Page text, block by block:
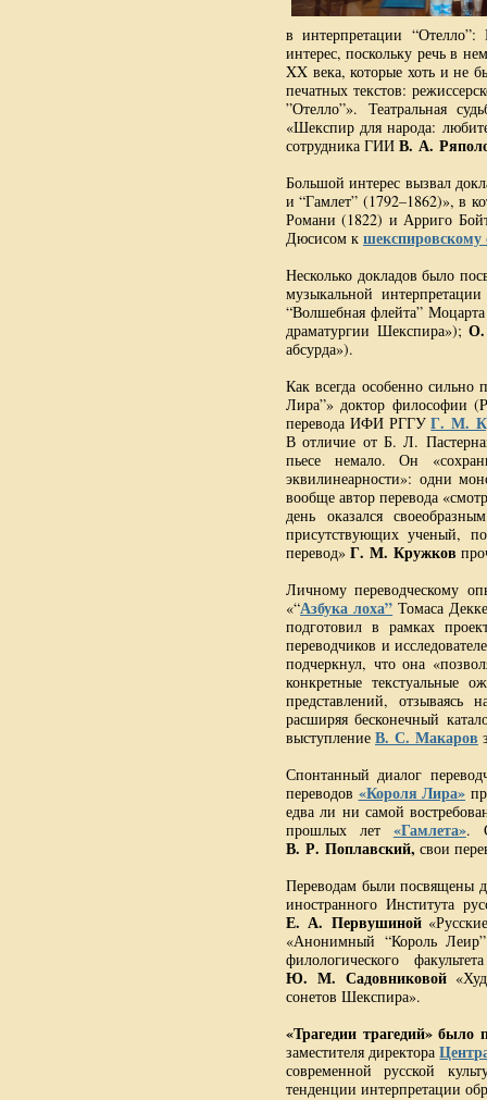
в интерпретации
интерес, поскольку речь в
XX века, которые хоть и не
печатных текстов:
”Отелло”». Театральная
«Шекспир для народа:
сотрудника ГИИ В. А.
Большой интерес вызвал
и “Гамлет” (1792–1862)», в
Романи (1822) и Арриго
Дюсисом к шекспировскому
Несколько докладов было
музыкальной
“Волшебная флейта”
драматургии Шекспира»);О.
абсурда»).
Как всегда особенно сильно
Лира”» доктор философии
перевода ИФИ РГГУГ. М.
В отличие от Б. Л.
пьесе немало. Он
эквилинеарности»: одни
вообще автор перевода
день оказался
присутствующих ученый,
перевод» Г. М. Кружков
Личному переводческому
«“Азбука лоха” Томаса
подготовил в рамках
переводчиков и
подчеркнул, что она
конкретные текстуальные
представлений, отзываясь
расширяя бесконечный
выступление В. С. Макаров
Спонтанный диалог
переводов «Короля Лира»
едва ли ни самой
прошлых лет «Гамлета».
В. Р. Поплавский, свои
Переводам были посвящены
иностранного Института
Е. А. Первушиной
«Анонимный “Король
филологического
Ю. М. Садовниковой
сонетов Шекспира».
«Трагедии трагедий»
заместителя директора
современной русской
тенденции интерпретации